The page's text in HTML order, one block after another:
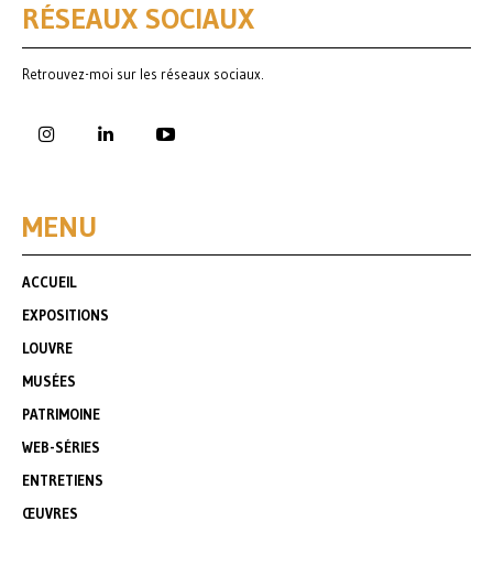
RÉSEAUX SOCIAUX
Retrouvez-moi sur les réseaux sociaux.
MENU
ACCUEIL
EXPOSITIONS
LOUVRE
MUSÉES
PATRIMOINE
WEB-SÉRIES
ENTRETIENS
ŒUVRES